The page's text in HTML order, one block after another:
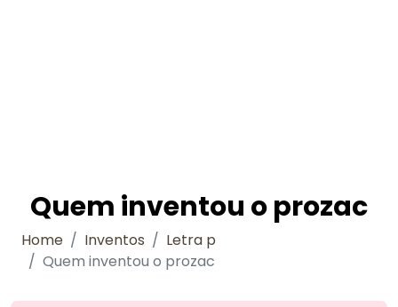
Quem inventou o prozac
Home Inventos
Letra p
Quem inventou o prozac